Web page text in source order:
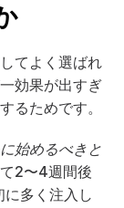
てよく選ばれ
効果が出すぎ
るためです。
始めるべきと
2〜4週間後
に多く注入し